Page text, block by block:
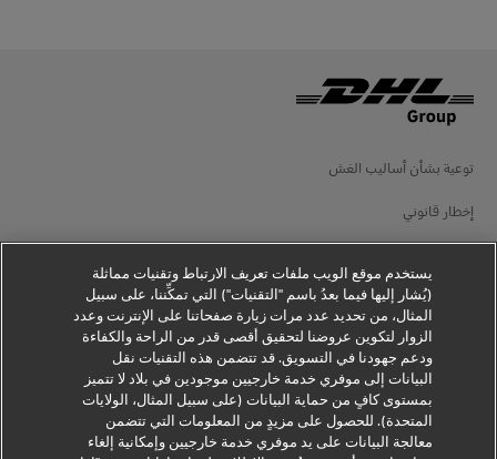
توعية بشأن أساليب الغش
إخطار قانوني
إخطار الخصوصية
معلومات إضافية
إعدادات ملفات تعريف الارتباط
يستخدم موقع الويب ملفات تعريف الارتباط وتقنيات مماثلة
(يُشار إليها فيما بعدُ باسم "التقنيات") التي تمكِّننا، على سبيل
المثال، من تحديد عدد مرات زيارة صفحاتنا على الإنترنت وعدد
الزوار لتكوين عروضنا لتحقيق أقصى قدر من الراحة والكفاءة
ودعم جهودنا في التسويق. قد تتضمن هذه التقنيات نقل
البيانات إلى موفري خدمة خارجيين موجودين في بلاد لا تتميز
بمستوى كافٍ من حماية البيانات (على سبيل المثال، الولايات
المتحدة). للحصول على مزيدٍ من المعلومات التي تتضمن
معالجة البيانات على يد موفري خدمة خارجيين وإمكانية إلغاء